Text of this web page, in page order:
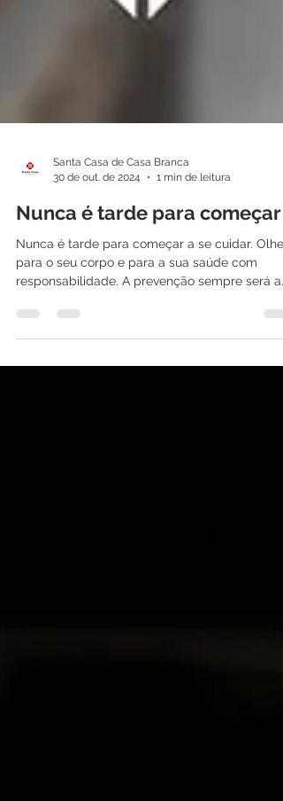
30 de out. de 2024
1 min de leitura
Nunca é tarde para começar
Nunca é tarde para começar a se cuidar. Olhe
responsabilidade. A prevenção sempre será a
melhor...